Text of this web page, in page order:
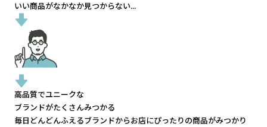
いい商品がなかなか見つからない...
高品質でユニークな
ブランドがたくさんみつかる
毎日どんどんふえるブランドからお店にぴったりの商品がみつかり